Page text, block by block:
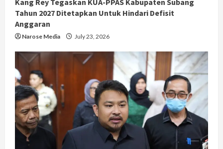
Kang Rey Tegaskan KUA-PPAS Kabupaten Subang
Tahun 2027 Ditetapkan Untuk Hindari Defisit
Anggaran
Narose Media July 23, 2026